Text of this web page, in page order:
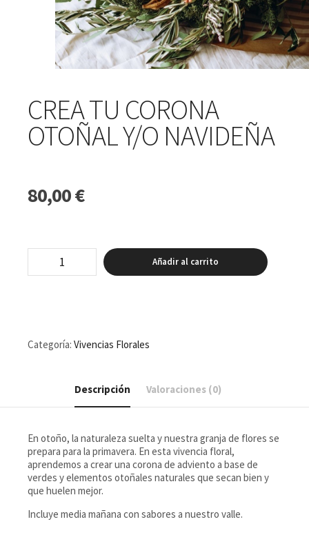
CREA TU CORONA
OTOÑAL Y/O NAVIDEÑA
80,00€
CORONA
Añadir al carrito
Categoría: Vivencias Florales
Descripción Valoraciones (0)
En otoño, la naturaleza suelta y nuestra granja de flores se
prepara para la primavera. En esta vivencia floral,
aprendemos a crear una corona de adviento a base de
verdes y elementos otoñales naturales que secan bien y
que huelen mejor.
Incluye media mañana con sabores a nuestro valle.